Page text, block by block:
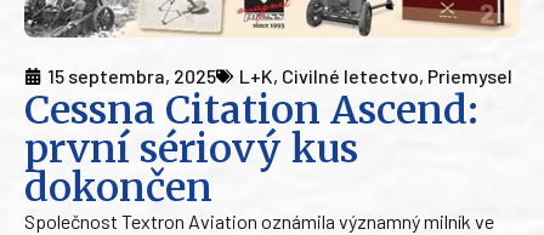
15 septembra, 2025 L+K, Civilné letectvo, Priemysel
Cessna Citation Ascend:
první sériový kus
dokončen
Společnost Textron Aviation oznámila významný milník ve